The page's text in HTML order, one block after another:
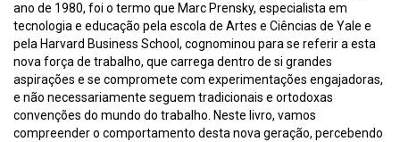
ano de 1980, foi o termo que Marc Prensky, especialista em
tecnologia e educação pela escola de Artes e Ciências de Yale e
pela Harvard Business School, cognominou para se referir a esta
nova força de trabalho, que carrega dentro de si grandes
aspirações e se compromete com experimentações engajadoras,
e não necessariamente seguem tradicionais e ortodoxas
convenções do mundo do trabalho. Neste livro, vamos
compreender o comportamento desta nova geração, percebendo